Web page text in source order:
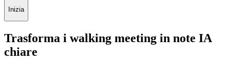
Inizia
Trasforma i walking meeting in note IA
chiare